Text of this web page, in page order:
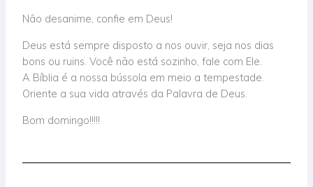
Não desanime, confie em Deus!
Deus está sempre disposto a nos ouvir, seja nos dias
bons ou ruins. Você não está sozinho, fale com Ele.
A Bíblia é a nossa bússola em meio a tempestade.
Oriente a sua vida através da Palavra de Deus.
Bom domingo!!!!!